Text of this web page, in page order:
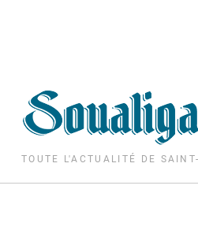
TOUTE L'ACTUALITÉ DE